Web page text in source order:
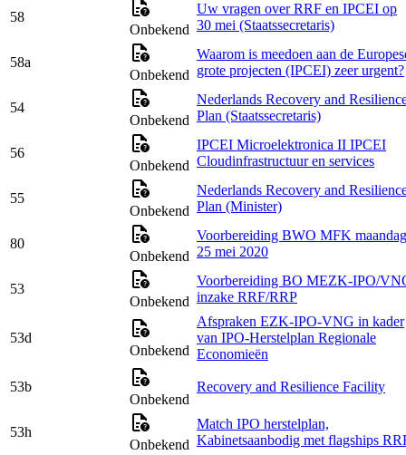
58
Onbekend
Uw vragen over RRF en IPCEI op
30 mei (Staatssecretaris)
58a
Onbekend
Waarom is meedoen aan de
grote projecten (IPCEI) zeer urgent?
54
Onbekend
Nederlands Recovery and
Plan (Staatssecretaris)
56
Onbekend
IPCEI Microelektronica II IPCEI
Cloudinfrastructuur en services
55
Onbekend
Nederlands Recovery and
Plan (Minister)
80
Onbekend
Voorbereiding BWO MFK maandag
25 mei 2020
53
Onbekend
Voorbereiding BO MEZK-IPO/
inzake RRF/RRP
53d
Onbekend
Afspraken EZK-IPO-VNG in kader
van IPO-Herstelplan Regionale
Economieën
53b
Onbekend
Recovery and Resilience Facility
53h
Onbekend
Match IPO herstelplan,
Kabinetsaanbodig met flagships